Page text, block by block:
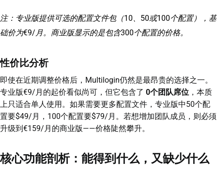
注：专业版提供可选的配置文件包（10、50或100个配置），基
础价为€9/月。商业版显示的是包含300个配置的价格。
性价比分析
即使在近期调整价格后，Multilogin仍然是最昂贵的选择之一。
专业版€9/月的起价看似尚可，但它包含了 0个团队席位 ，本质
上只适合单人使用。如果需要更多配置文件，专业版中50个配
置要$49/月，100个配置要$79/月。若想增加团队成员，则必须
升级到€159/月的商业版——价格陡然攀升。
核心功能剖析：能得到什么，又缺少什么